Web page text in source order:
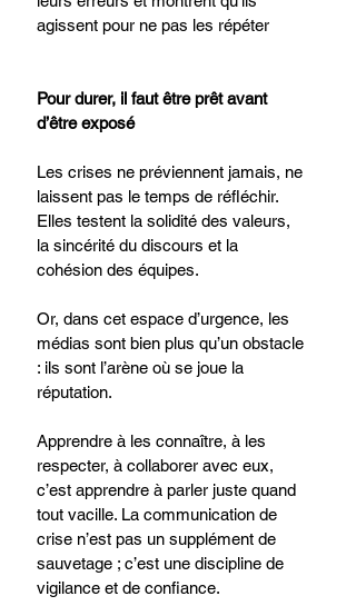
agissent pour ne pas les répéter
Pour durer, il faut être prêt avant
d’être exposé
Les crises ne préviennent jamais, ne
laissent pas le temps de réfléchir.
Elles testent la solidité des valeurs,
la sincérité du discours et la
cohésion des équipes.
Or, dans cet espace d’urgence, les
médias sont bien plus qu’un obstacle
: ils sont l’arène où se joue la
réputation.
Apprendre à les connaître, à les
respecter, à collaborer avec eux,
c’est apprendre à parler juste quand
tout vacille. La communication de
crise n’est pas un supplément de
sauvetage ; c’est une discipline de
vigilance et de confiance.